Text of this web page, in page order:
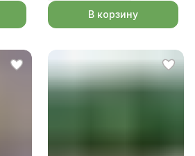
В корзину